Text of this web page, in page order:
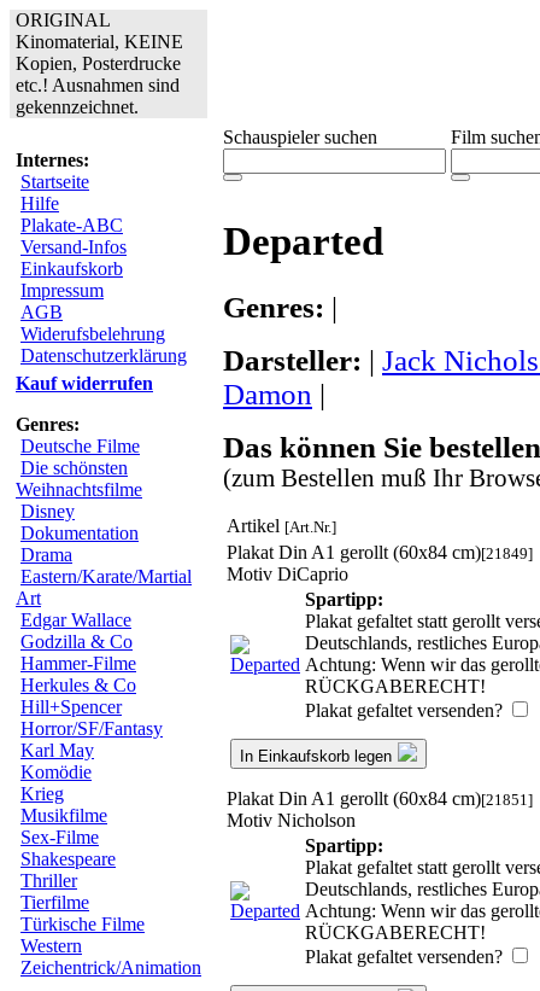
ORIGINAL
Kinomaterial, KEINE
Kopien, Posterdrucke
etc.! Ausnahmen sind
gekennzeichnet.
Internes:
Startseite
Hilfe
Plakate-ABC
Versand-Infos
Einkaufskorb
Impressum
AGB
Widerufsbelehrung
Datenschutzerklärung
Kauf widerrufen
Genres:
Deutsche Filme
Die schönsten
Weihnachtsfilme
Disney
Dokumentation
Drama
Eastern/Karate/Martial
Art
Edgar Wallace
Godzilla & Co
Hammer-Filme
Herkules & Co
Hill+Spencer
Horror/SF/Fantasy
Karl May
Komödie
Krieg
Musikfilme
Sex-Filme
Shakespeare
Thriller
Tierfilme
Türkische Filme
Western
Zeichentrick/Animation
Schauspieler suchen Film
Departed
Genres: |
Darsteller: | Jack
Damon |
Das können Sie
(zum Bestellen muß Ihr
Artikel [Art.Nr.]
Plakat Din A1 gerollt (60x84 cm)[21849]
Motiv DiCaprio
Spartipp:
Plakat gefaltet statt gerollt
Deutschlands, restliches
Achtung: Wenn wir das
RÜCKGABERECHT!
Plakat gefaltet versenden?
In Einkaufskorb legen
Plakat Din A1 gerollt (60x84 cm)[21851]
Motiv Nicholson
Spartipp:
Plakat gefaltet statt gerollt
Deutschlands, restliches
Achtung: Wenn wir das
RÜCKGABERECHT!
Plakat gefaltet versenden?